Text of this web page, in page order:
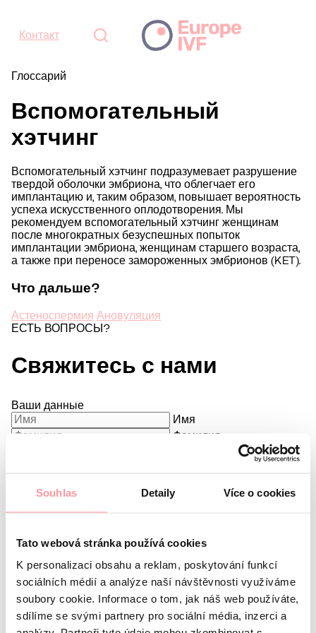
Souhlas Detaily Více o cookies
Tato webová stránka používá cookies
K personalizaci obsahu a reklam, poskytování funkcí
sociálních médií a analýze naší návštěvnosti využíváme
soubory cookie. Informace o tom, jak náš web používáte,
sdílíme se svými partnery pro sociální média, inzerci a
Контакт
Глоссарий
Вспомогательный
хэтчинг
Вспомогательный хэтчинг подразумевает разрушение
твердой оболочки эмбриона, что облегчает его
имплантацию и, таким образом, повышает вероятность
успеха искусственного оплодотворения. Мы
рекомендуем вспомогательный хэтчинг женщинам
после многократных безуспешных попыток
имплантации эмбриона, женщинам старшего возраста,
а также при переносе замороженных эмбрионов (KET).
Что дальше?
Астеноспермия Ановуляция
ЕСТЬ ВОПРОСЫ?
Свяжитесь с нами
Ваши данные
Имя
Фамилия
конфиденциальность, не бойтесь задать любой вопрос